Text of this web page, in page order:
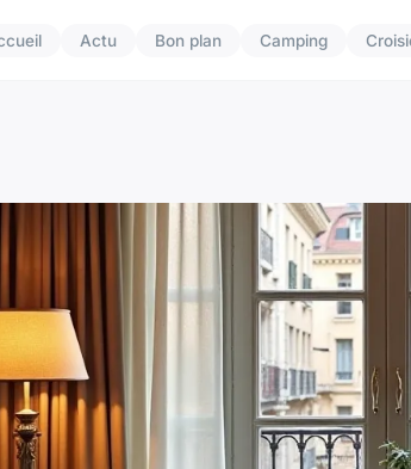
Actu Bon plan Camping